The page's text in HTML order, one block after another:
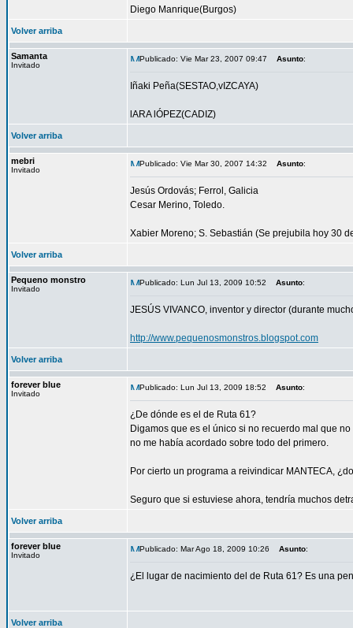
Diego Manrique(Burgos)
Volver arriba
Samanta
Invitado
Publicado: Vie Mar 23, 2007 09:47 Asunto:
Iñaki Peña(SESTAO,vIZCAYA)
lARA lÓPEZ(CADIZ)
Volver arriba
mebri
Invitado
Publicado: Vie Mar 30, 2007 14:32 Asunto:
Jesús Ordovás; Ferrol, Galicia
Cesar Merino, Toledo.
Xabier Moreno; S. Sebastián (Se prejubila hoy 30
Volver arriba
Pequeno monstro
Invitado
Publicado: Lun Jul 13, 2009 10:52 Asunto:
JESÚS VIVANCO, inventor y director (durante
http://www.pequenosmonstros.blogspot.com
Volver arriba
forever blue
Invitado
Publicado: Lun Jul 13, 2009 18:52 Asunto:
¿De dónde es el de Ruta 61?
Digamos que es el único si no recuerdo mal que
no me había acordado sobre todo del primero.
Por cierto un programa a reivindicar MANTECA,
Seguro que si estuviese ahora, tendría muchos
Volver arriba
forever blue
Invitado
Publicado: Mar Ago 18, 2009 10:26 Asunto:
¿El lugar de nacimiento del de Ruta 61? Es una
Volver arriba